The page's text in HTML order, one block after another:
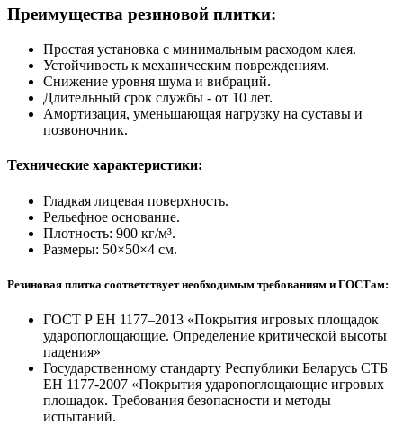
Преимущества резиновой плитки:
Простая установка с минимальным расходом клея.
Устойчивость к механическим повреждениям.
Снижение уровня шума и вибраций.
Длительный срок службы - от 10 лет.
Амортизация, уменьшающая нагрузку на суставы и
позвоночник.
Технические характеристики:
Гладкая лицевая поверхность.
Рельефное основание.
Плотность: 900 кг/м³.
Размеры: 50×50×4 см.
Резиновая плитка соответствует необходимым требованиям и ГОСТам:
ГОСТ Р ЕН 1177–2013 «Покрытия игровых площадок
ударопоглощающие. Определение критической высоты
падения»
Государственному стандарту Республики Беларусь СТБ
ЕН 1177-2007 «Покрытия ударопоглощающие игровых
площадок. Требования безопасности и методы
испытаний.